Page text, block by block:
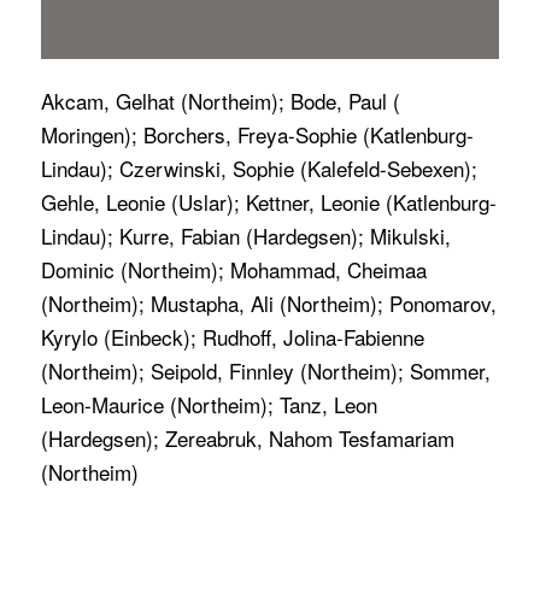
Akcam, Gelhat (Northeim); Bode, Paul (
Moringen); Borchers, Freya-Sophie (Katlenburg-
Lindau); Czerwinski, Sophie (Kalefeld-Sebexen);
Gehle, Leonie (Uslar); Kettner, Leonie (Katlenburg-
Lindau); Kurre, Fabian (Hardegsen); Mikulski,
Dominic (Northeim); Mohammad, Cheimaa
(Northeim); Mustapha, Ali (Northeim); Ponomarov,
Kyrylo (Einbeck); Rudhoff, Jolina-Fabienne
(Northeim); Seipold, Finnley (Northeim); Sommer,
Leon-Maurice (Northeim); Tanz, Leon
(Hardegsen); Zereabruk, Nahom Tesfamariam
(Northeim)